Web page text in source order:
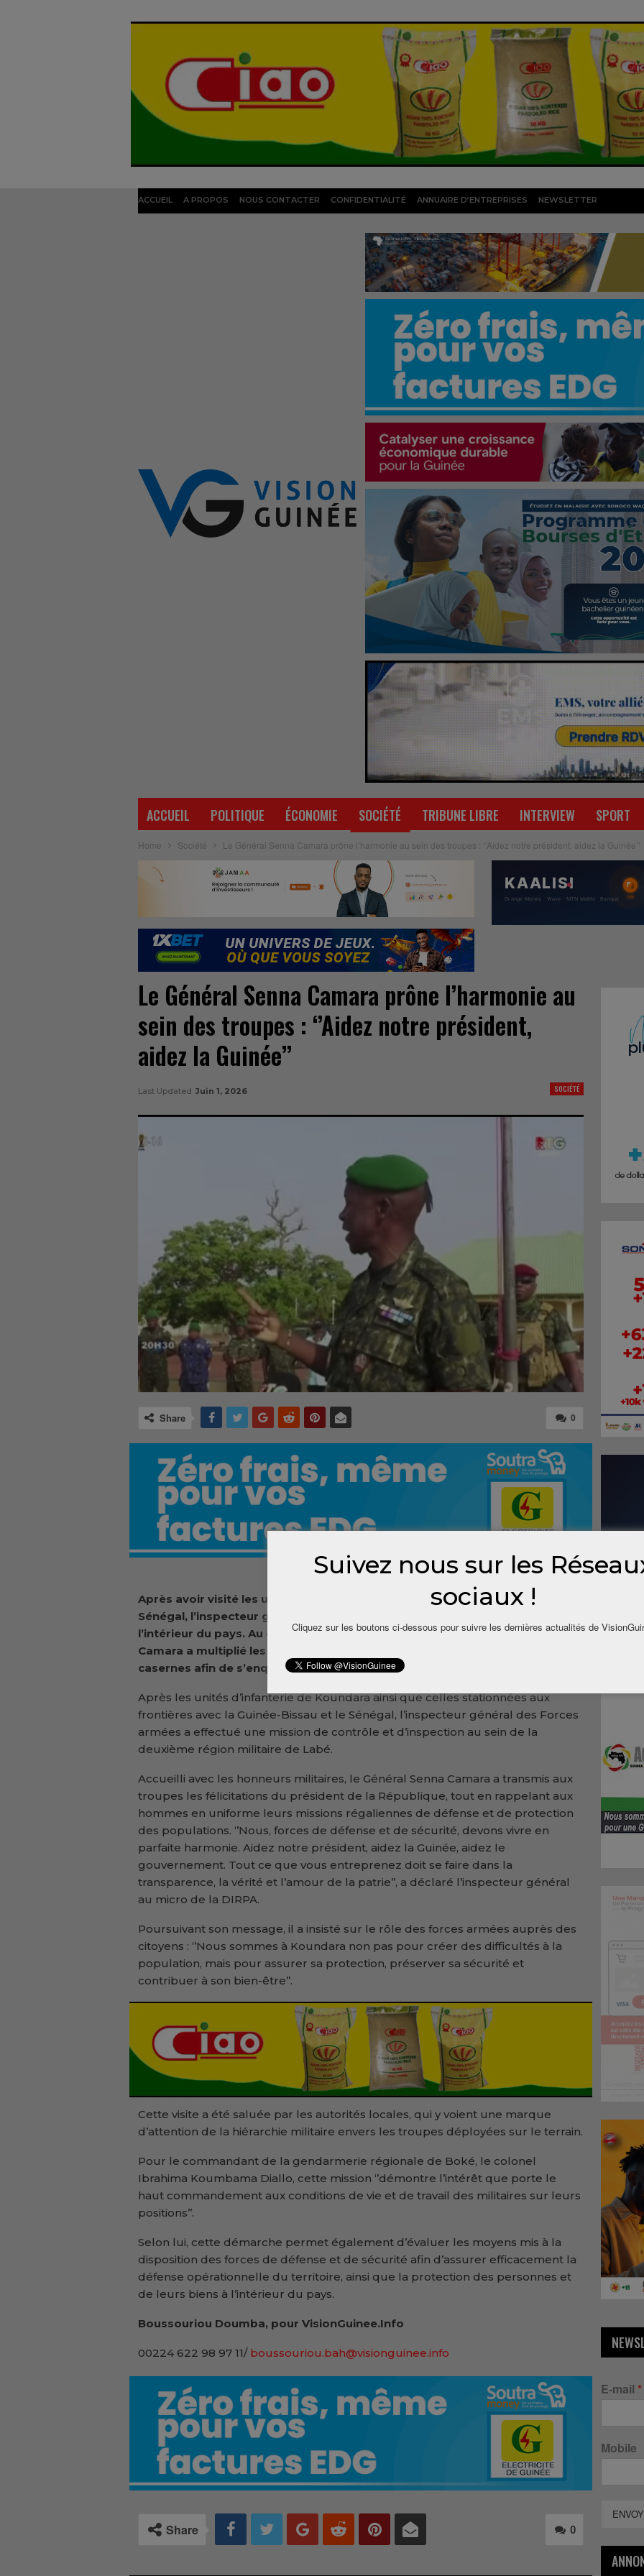
ACCUEIL A PROPOS NOUS CONTACTER CONFIDENTIALITÉ ANNUAIRE D’ENTREPRISES NEWSLETTER
ACCUEIL POLITIQUE ÉCONOMIE SOCIÉTÉ TRIBUNE LIBRE INTERVIEW SPORT
Home Société Le Général Senna Camara prône l’harmonie au sein des troupes : ‘’Aidez notre président, aidez la Guinée’’
Le Général Senna Camara prône l’harmonie au
sein des troupes : ‘’Aidez notre président,
aidez la Guinée’’
SOCIÉTÉ
Last Updated Juin 1, 2026
0
Share
Après avoir visité les unités déployées aux frontières avec le Mali et le
Sénégal, l’inspecteur général des Forces armées a poursuivi sa tournée à
l’intérieur du pays. Au cours de cette mission, le Général de brigade Senna
Camara a multiplié les rencontres avec les militaires dans plusieurs
casernes afin de s’enquérir de leurs conditions de vie et de travail.
Après les unités d’infanterie de Koundara ainsi que celles stationnées aux
frontières avec la Guinée-Bissau et le Sénégal, l’inspecteur général des Forces
armées a effectué une mission de contrôle et d’inspection au sein de la
deuxième région militaire de Labé.
Accueilli avec les honneurs militaires, le Général Senna Camara a transmis aux
troupes les félicitations du président de la République, tout en rappelant aux
hommes en uniforme leurs missions régaliennes de défense et de protection
des populations. ‘’Nous, forces de défense et de sécurité, devons vivre en
parfaite harmonie. Aidez notre président, aidez la Guinée, aidez le
gouvernement. Tout ce que vous entreprenez doit se faire dans la
transparence, la vérité et l’amour de la patrie’’, a déclaré l’inspecteur général
au micro de la DIRPA.
Poursuivant son message, il a insisté sur le rôle des forces armées auprès des
citoyens : ‘’Nous sommes à Koundara non pas pour créer des difficultés à la
population, mais pour assurer sa protection, préserver sa sécurité et
contribuer à son bien-être’’.
Cette visite a été saluée par les autorités locales, qui y voient une marque
d’attention de la hiérarchie militaire envers les troupes déployées sur le terrain.
Pour le commandant de la gendarmerie régionale de Boké, le colonel
Ibrahima Koumbama Diallo, cette mission ‘’démontre l’intérêt que porte le
haut commandement aux conditions de vie et de travail des militaires sur leurs
positions’’.
Selon lui, cette démarche permet également d’évaluer les moyens mis à la
disposition des forces de défense et de sécurité afin d’assurer efficacement la
défense opérationnelle du territoire, ainsi que la protection des personnes et
de leurs biens à l’intérieur du pays.
Boussouriou Doumba, pour VisionGuinee.Info
00224 622 98 97 11/ boussouriou.bah@visionguinee.info
0
Share
E-mail *
Mobile
Suivez nous sur les
sociaux !
Cliquez sur les boutons ci-dessous pour suivre les dernières actualités de